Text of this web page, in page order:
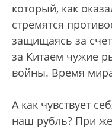
который, как
стремятся
защищаясь за
за Китаем чужие
войны. Время
А как чувствует
наш рубль? При